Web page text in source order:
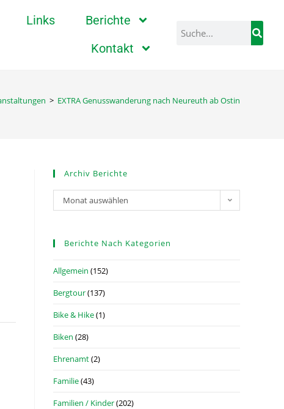
Links
Berichte
Kontakt
> EXTRA Genusswanderung nach Neureuth ab Ostin
Archiv Berichte
Monat auswählen
Berichte Nach Kategorien
Allgemein (152)
Bergtour(137)
Bike & Hike(1)
Biken (28)
Ehrenamt(2)
Familie(43)
Familien / Kinder(202)